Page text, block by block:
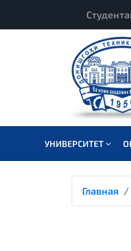
УНИВЕРСИТЕТ
Главная